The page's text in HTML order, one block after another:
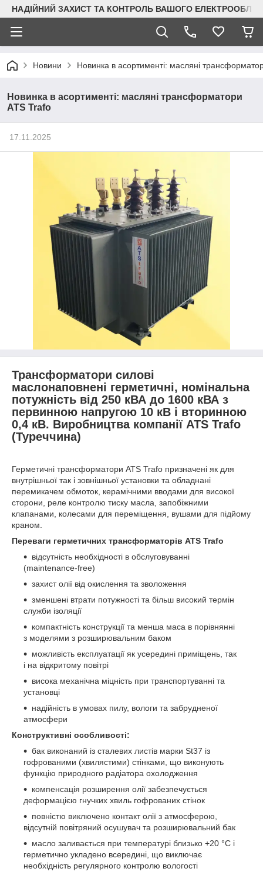
НАДІЙНИЙ ЗАХИСТ ТА КОНТРОЛЬ ВАШОГО
Новини Новинка в асортименті: масляні
Новинка в асортименті: масляні трансформатори
ATS Trafo
17.11.2025
Трансформатори силові
маслонаповнені герметичні, номінальна
потужність від 250 кВА до 1600 кВА з
первинною напругою 10 кВ і вторинною
0,4 кВ. Виробництва компанії ATS Trafo
(Туреччина)
Герметичні трансформатори ATS Trafo призначені як для
внутрішньої так і зовнішньої установки та обладнані
перемикачем обмоток, керамічними вводами для високої
сторони, реле контролю тиску масла, запобіжними
клапанами, колесами для переміщення, вушами для підйому
краном.
Переваги герметичних трансформаторів ATS Trafo
відсутність необхідності в обслуговуванні
(maintenance-free)
захист олії від окислення та зволоження
зменшені втрати потужності та більш високий термін
служби ізоляції
компактність конструкції та менша маса в порівнянні
з моделями з розширювальним баком
можливість експлуатації як усередині приміщень, так
і на відкритому повітрі
висока механічна міцність при транспортуванні та
установці
надійність в умовах пилу, вологи та забрудненої
атмосфери
Конструктивні особливості:
бак виконаний із сталевих листів марки St37 із
гофрованими (хвилястими) стінками, що виконують
функцію природного радіатора охолодження
компенсація розширення олії забезпечується
деформацією гнучких хвиль гофрованих стінок
повністю виключено контакт олії з атмосферою,
відсутній повітряний осушувач та розширювальний бак
масло заливається при температурі близько +20 °C і
герметично укладено всередині, що виключає
необхідність регулярного контролю вологості